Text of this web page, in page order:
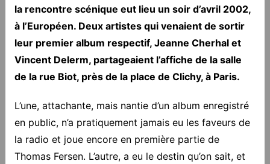
la rencontre scénique eut lieu un soir d’avril 2002,
à l’Européen. Deux artistes qui venaient de sortir
leur premier album respectif, Jeanne Cherhal et
Vincent Delerm, partageaient l’affiche de la salle
de la rue Biot, près de la place de Clichy, à Paris.
L’une, attachante, mais nantie d’un album enregistré
en public, n’a pratiquement jamais eu les faveurs de
la radio et joue encore en première partie de
Thomas Fersen. L’autre, a eu le destin qu’on sait, et